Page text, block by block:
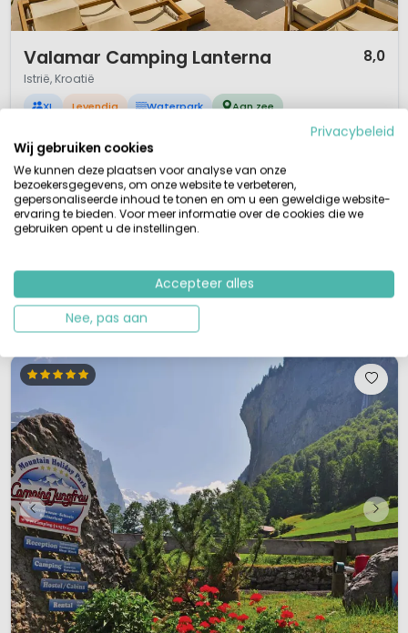
Valamar Camping Lanterna 8,0
Istrië, Kroatië
XL Levendig Waterpark Aan zee
Zeer populaire grote camping
Direct aan zee met kiezelstrand
Twee zwembadcomplexen eind april/eind aug.
Ben je op zoek naar een topcamping in Kroatië? 4 sterren-camping
Valamar Camping Lanterna is een erg grote camping even zuidelijk van
de Italiaanse grens. De camping ligt tussen de mooie steden Porec en
heb je een fantastisch uitzicht over de baai. Op de camping is ve...
Bekijk details
Privacybeleid
Wij gebruiken cookies
We kunnen deze plaatsen voor analyse van onze
bezoekersgegevens, om onze website te verbeteren,
gepersonaliseerde inhoud te tonen en om u een geweldige website-
ervaring te bieden. Voor meer informatie over de cookies die we
gebruiken opent u de instellingen.
Accepteer alles
Nee, pas aan